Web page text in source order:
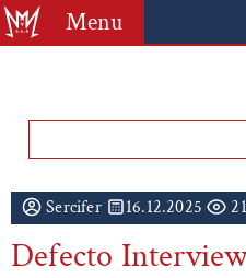
Menu
Sercifer 16.12.2025
Defecto